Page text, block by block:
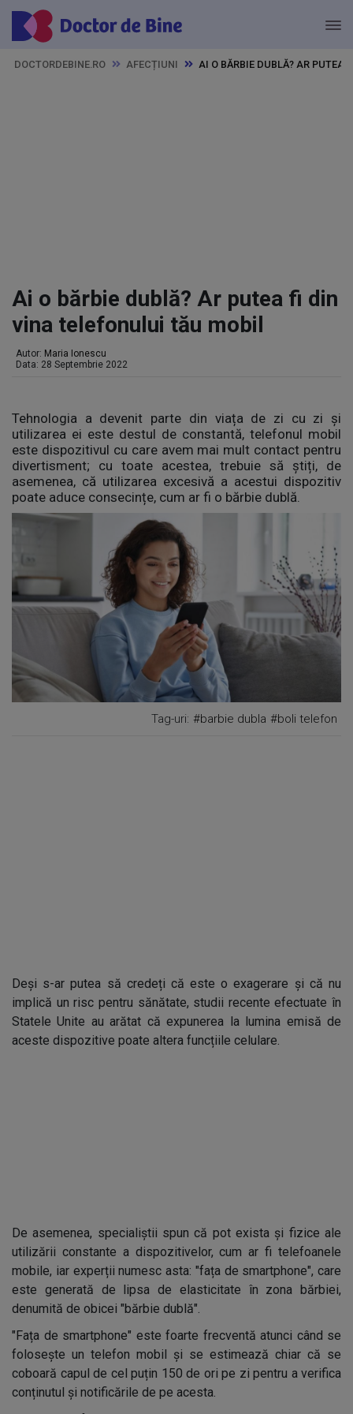
DOCTORDEBINE.RO AFECȚIUNI AI O BĂRBIE DUBLĂ? AR
Ai o bărbie dublă? Ar putea fi din
vina telefonului tău mobil
Autor: Maria Ionescu
Data: 28 Septembrie 2022
Tehnologia a devenit parte din viața de zi cu zi și
utilizarea ei este destul de constantă, telefonul mobil
este dispozitivul cu care avem mai mult contact pentru
divertisment; cu toate acestea, trebuie să știți, de
asemenea, că utilizarea excesivă a acestui dispozitiv
poate aduce consecințe, cum ar fi o bărbie dublă.
Tag-uri: #barbie dubla #boli telefon
Deși s-ar putea să credeți că este o exagerare și că nu
implică un risc pentru sănătate, studii recente efectuate în
Statele Unite au arătat că expunerea la lumina emisă de
aceste dispozitive poate altera funcțiile celulare.
De asemenea, specialiștii spun că pot exista și fizice ale
utilizării constante a dispozitivelor, cum ar fi telefoanele
mobile, iar experții numesc asta: "fața de smartphone", care
este generată de lipsa de elasticitate în zona bărbiei,
denumită de obicei "bărbie dublă".
"Fața de smartphone" este foarte frecventă atunci când se
folosește un telefon mobil și se estimează chiar că se
coboară capul de cel puțin 150 de ori pe zi pentru a verifica
conținutul și notificările de pe acesta.